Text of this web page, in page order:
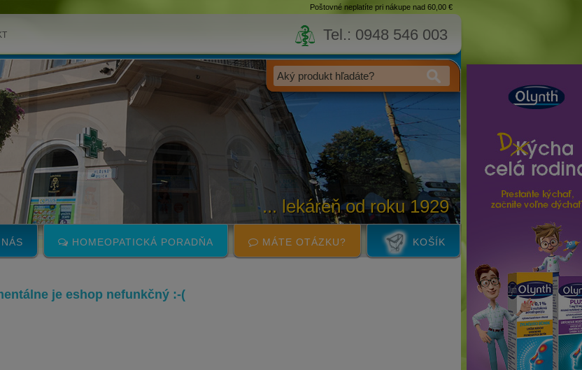
KOŠÍK
MÁTE OTÁZKU?
HOMEOPATICKÁ PORADŇA
Poštovné neplatíte pri nákupe nad 60,00 €
je eshop nefunkčný :-(
Tel.: 0948 546 003
... lekáreň od roku 1929